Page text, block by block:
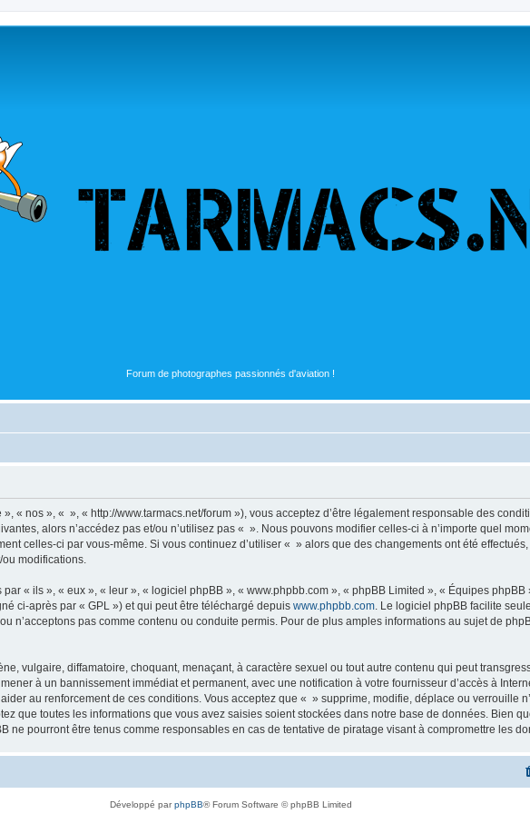
Forum de photographes passionnés d'aviation !
« nos », « », « http://www.tarmacs.net/forum »), vous acceptez d’être légalement responsable des
alors n’accédez pas et/ou n’utilisez pas « ». Nous pouvons modifier celles-ci à n’importe quel
celles-ci par vous-même. Si vous continuez d’utiliser « » alors que des changements ont été
modifications.
« ils », « eux », « leur », « logiciel phpBB », « www.phpbb.com », « phpBB Limited », « Équipes
ci-après par « GPL ») et qui peut être téléchargé depuis www.phpbb.com . Le logiciel phpBB facilite
n’acceptons pas comme contenu ou conduite permis. Pour de plus amples informations au sujet de
vulgaire, diffamatoire, choquant, menaçant, à caractère sexuel ou tout autre contenu qui peut
à un bannissement immédiat et permanent, avec une notification à votre fournisseur d’accès à
au renforcement de ces conditions. Vous acceptez que « » supprime, modifie, déplace ou verrouille
que toutes les informations que vous avez saisies soient stockées dans notre base de données. Bien
ne pourront être tenus comme responsables en cas de tentative de piratage visant à compromettre les
Développé parphpBB® Forum Software © phpBB Limited